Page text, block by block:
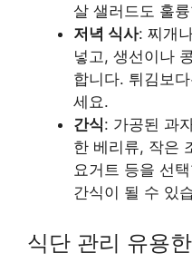
살 샐러드도 훌
저녁 식사: 찌개
넣고, 생선이나
합니다. 튀김보
세요.
간식: 가공된 과
한 베리류, 작은
요거트 등을 선
간식이 될 수 있
식단 관리 유용